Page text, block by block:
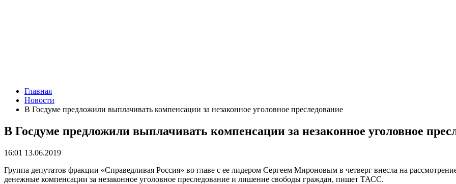
Главная
Новости
В Госдуме предложили выплачивать компенсации за незаконное уголовное преследование
В Госдуме предложили выплачивать компенсации за незаконное уголовное
16:01 13.06.2019
Группа депутатов фракции «Справедливая Россия» во главе с ее лидером Сергеем Мироновым в четверг внесла на
денежные компенсации за незаконное уголовное преследование и лишение свободы граждан, пишет ТАСС.